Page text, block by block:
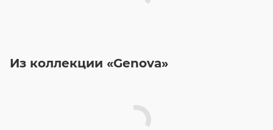
Из коллекции «Genova»